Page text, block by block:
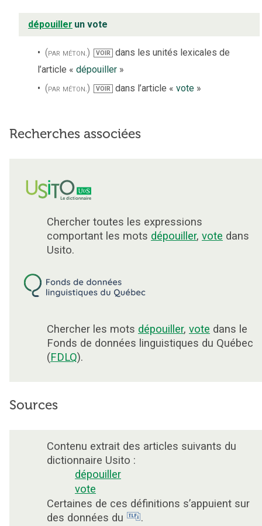
dépouiller un vote
(par méton.) VOIR dans les unités lexicales de
l’article « dépouiller »
(par méton.)
VOIR dans l’article « vote»
Recherches associées
Chercher toutes les expressions
comportant les mots dépouiller, vote dans
Usito.
Chercher les mots dépouiller, vote dans le
Fonds de données linguistiques du Québec
(FDLQ).
Sources
Contenu extrait des articles suivants du
dictionnaire Usito :
dépouiller
vote
Certaines de ces définitions s’appuient sur
des données du
.